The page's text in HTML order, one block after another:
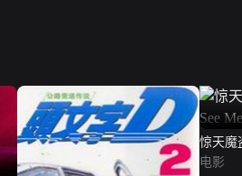
惊天魔
2）（
电影